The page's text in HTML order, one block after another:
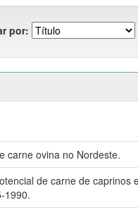
por:
carne ovina no Nordeste.
de carne de caprinos
1990.